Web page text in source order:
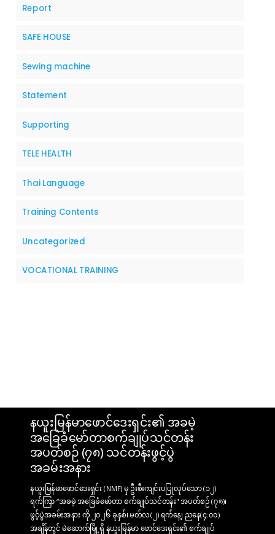
Report
SAFE HOUSE
Sewing machine
Statement
Supporting
TELE HEALTH
Thai Language
Training Contents
Uncategorized
VOCATIONAL TRAINING
နယူးမြန်မာဖောင်ဒေးရှင်း၏ အခမဲ့
အခြေခံမော်တာစက်ချုပ်သင်တန်း
အပတ်စဉ် (၇၈) သင်တန်းဖွင့်ပွဲ
အခမ်းအနား
နယူးမြန်မာဖောင်ဒေးရှင်း (NMF) မှ ဦးစီးကျင်းပပြုလုပ်သော (၁၂)
ရက်ကြာ “အခမဲ့ အခြေခံမော်တာ စက်ချုပ်သင်တန်း" အပတ်စဉ် (၇၈)၊
ဖွင့်ပွဲအခမ်းအနား ကို ၂၀၂၆ ခုနှစ်၊ မတ်လ(၂) ရက်နေ့၊ ညနေ(၄:၀၀)
အချိန်တွင် မဲဆောက်မြို့ရှိ နယူးမြန်မာ ဖောင်ဒေးရှင်း၏ စက်ချုပ်